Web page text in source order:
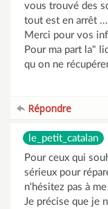
vous trouvé des
tout est en arrêt ...
Merci pour vos
Pour ma part la"
qu on ne
Répondre
le_petit_catalan
Pour ceux qui
sérieux pour
n'hésitez pas à
Je précise que je